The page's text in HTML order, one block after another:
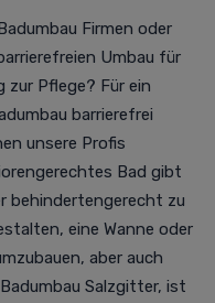
Firmen oder
Umbau für
Pflege? Für ein
barrierefrei
unsere Profis
Bad gibt
behindertengerecht zu
eine Wanne oder
aber auch
Salzgitter, ist